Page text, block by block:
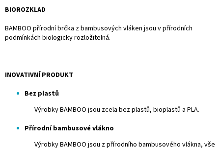
BIOROZKLAD
BAMBOO přírodní brčka z bambusových vláken jsou v přírodních
podmínkách biologicky rozložitelná.
INOVATIVNÍ PRODUKT
Bez plastů
Výrobky BAMBOO jsou zcela bez plastů, bioplastů a PLA.
Přírodní bambusové vlákno
Výrobky BAMBOO jsou z přírodního bambusového vlákna, vše